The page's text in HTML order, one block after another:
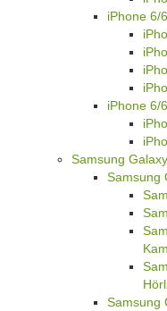
iPhone 6/
iPhone 6/
Samsung Galaxy
Samsung
Samsung